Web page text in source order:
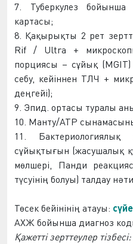
7. Туберкулез бойынша
картасы;
8. Қақырықты 2 рет
Rif / Ultra +
порциясы – сұйық
себу, кейіннен TЛЧ +
деңгейі);
9. Эпид. ортасы туралы
10. Манту/АТР
11. Бактериологиялық
сұйықтығын (жасушалық
мөлшері, Панди
түсуінің болуы) талдау
Төсек бейінінің атауы:
АХЖ бойынша диагноз
Қажетті зерттеулер тізбесі: